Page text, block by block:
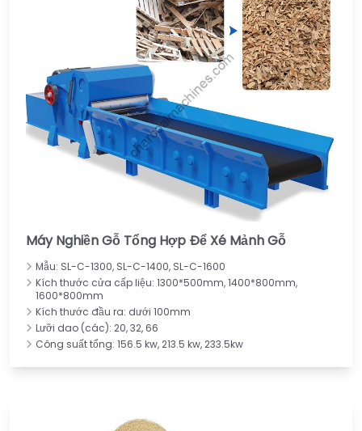
Máy Nghiền Gỗ Tổng Hợp Để Xé Mảnh Gỗ
Mẫu: SL-C-1300, SL-C-1400, SL-C-1600
Kích thước cửa cấp liệu: 1300*500mm, 1400*800mm,
1600*800mm
Kích thước đầu ra: dưới 100mm
Lưỡi dao (các): 20, 32, 66
Công suất tổng: 156.5 kw, 213.5 kw, 233.5kw